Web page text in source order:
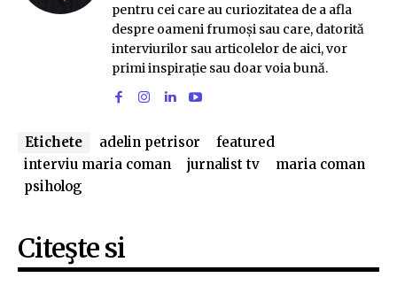
pentru cei care au curiozitatea de a afla
despre oameni frumoși sau care, datorită
interviurilor sau articolelor de aici, vor
primi inspirație sau doar voia bună.
Etichete adelin petrisor
featured
interviu maria coman
jurnalist tv
maria coman
psiholog
Citeşte si